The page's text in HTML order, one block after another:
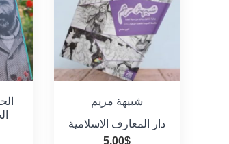
شبيهة مريم
دار المعارف الاسلامية
5.00$